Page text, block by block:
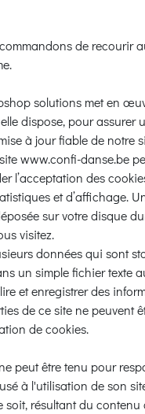
de recourir
solutions met en
dispose, pour assurer
à jour fiable de notre
www.confi-danse.be
l’acceptation des
et d’affichage.
sur votre disque
visitez.
données qui sont
un simple fichier texte
et enregistrer des
de ce site ne peuvent
de cookies.
peut être tenu pour
à l'utilisation de son
soit, résultant du contenu